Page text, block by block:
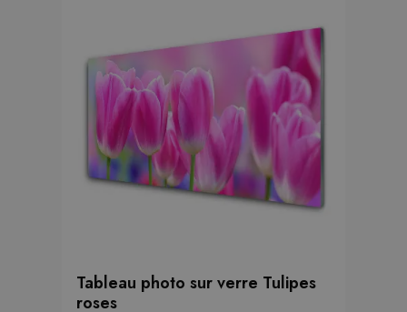
Tableau photo sur verre Tulipes
roses